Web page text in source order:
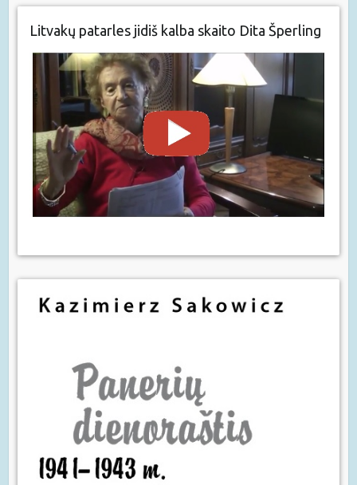
Litvakų patarles jidiš kalba skaito Dita Šperling